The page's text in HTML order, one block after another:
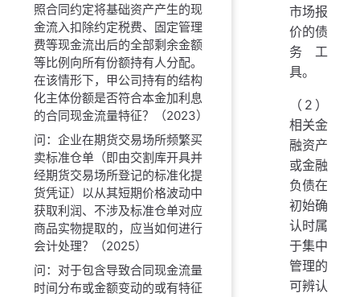
照合同约定将基础资产产生的现
金流入扣除约定税费、固定管理
费等现金流出后的全部剩余金额
等比例向所有份额持有人分配。
在该情形下，甲公司持有的结构
化主体份额是否符合本金加利息
的合同现金流量特征？（2023）
问：企业在期货交易场所频繁买
卖标准仓单（即由交割库开具并
经期货交易场所登记的标准化提
货凭证）以从其短期价格波动中
获取利润、不涉及标准仓单对应
商品实物提取的，应当如何进行
会计处理？（2025）
问：对于包含导致合同现金流量
时间分布或金额变动的或有特征
市场报
价的债
务工
具。
（2）
相关金
融资产
或金融
负债在
初始确
认时属
于集中
管理的
可辨认